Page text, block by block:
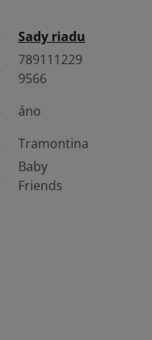
Sady riadu
789111229
9566
áno
Tramontina
Baby
Friends